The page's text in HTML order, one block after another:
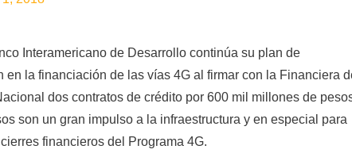
Interamericano de Desarrollo continúa su plan de
en la financiación de las vías 4G al firmar con la Financiera
dos contratos de crédito por 600 mil millones de
son un gran impulso a la infraestructura y en especial para
financieros del Programa 4G.